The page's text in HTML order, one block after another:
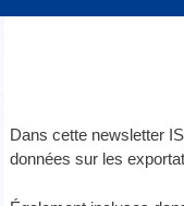
Dans cette newsletter
données sur les